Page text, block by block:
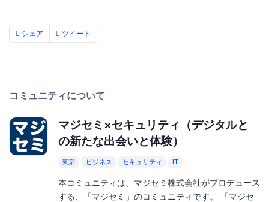
シェア ツイート
コミュニティについて
マジセミ×セキュリティ（デジタルと
の新たな出会いと体験）
東京 ビジネス セキュリティ IT
本コミュニティは、マジセミ株式会社がプロデュース
する、「マジセミ」のコミュニティです。 「マジセ